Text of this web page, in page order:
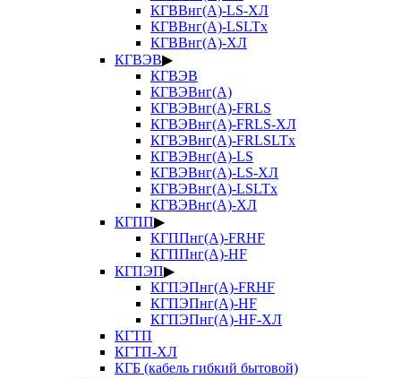
КГВВнг(А)-LS-ХЛ
КГВВнг(А)-LSLTx
КГВВнг(А)-ХЛ
КГВЭВ▶
КГВЭВ
КГВЭВнг(А)
КГВЭВнг(А)-FRLS
КГВЭВнг(А)-FRLS-ХЛ
КГВЭВнг(А)-FRLSLTx
КГВЭВнг(А)-LS
КГВЭВнг(А)-LS-ХЛ
КГВЭВнг(А)-LSLTx
КГВЭВнг(А)-ХЛ
КГПП▶
КГППнг(А)-FRHF
КГППнг(А)-HF
КГПЭП▶
КГПЭПнг(А)-FRHF
КГПЭПнг(А)-HF
КГПЭПнг(А)-HF-ХЛ
КГТП
КГТП-ХЛ
КГБ (кабель гибкий бытовой)